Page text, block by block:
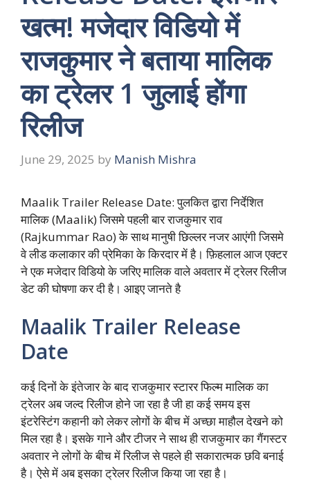
खत्म! मजेदार विडियो में
राजकुमार ने बताया मालिक
का ट्रेलर 1 जुलाई होंगा
रिलीज
June 29, 2025 by Manish Mishra
Maalik Trailer Release Date: पुलकित द्वारा निर्देशित
मालिक (Maalik) जिसमे पहली बार राजकुमार राव
(Rajkummar Rao) के साथ मानुषी छिल्लर नजर आएंगी जिसमे
वे लीड कलाकार की प्रेमिका के किरदार में है। फ़िहलाल आज एक्टर
ने एक मजेदार विडियो के जरिए मालिक वाले अवतार में ट्रेलर रिलीज
डेट की घोषणा कर दी है। आइए जानते है
Maalik Trailer Release
Date
कई दिनों के इंतेजार के बाद राजकुमार स्टारर फिल्म मालिक का
ट्रेलर अब जल्द रिलीज होने जा रहा है जी हा कई समय इस
इंटरेस्टिंग कहानी को लेकर लोगों के बीच में अच्छा माहौल देखने को
मिल रहा है। इसके गाने और टीजर ने साथ ही राजकुमार का गैंगस्टर
अवतार ने लोगों के बीच में रिलीज से पहले ही सकारात्मक छवि बनाई
है। ऐसे में अब इसका ट्रेलर रिलीज किया जा रहा है।